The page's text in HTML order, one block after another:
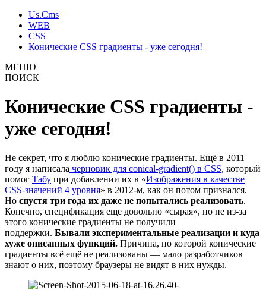
Us.Cms
WEB
CSS
Конические CSS градиенты - уже сегодня!
МЕНЮ
ПОИСК
Конические CSS градиенты -
уже сегодня!
Не секрет, что я люблю конические градиенты. Ещё в 2011
году я написала черновик для conical-gradient() в CSS, который
помог Табу при добавлении их в «Изображения в качестве
CSS-значений 4 уровня» в 2012-м, как он потом признался.
Но спустя три года их даже не попытались реализовать.
Конечно, спецификация еще довольно «сырая», но не из-за
этого конические градиенты не получили
поддержки. Бывали экспериментальные реализации и куда
хуже описанных функций. Причина, по которой конические
градиенты всё ещё не реализованы — мало разработчиков
знают о них, поэтому браузеры не видят в них нужды.